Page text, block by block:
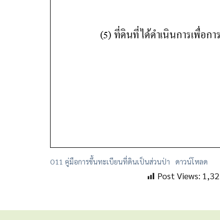
O11 คู่มือการขึ้นทะเบียนที่ดินเป็นส่วนป่า ดาวน์โหลด
Post Views: